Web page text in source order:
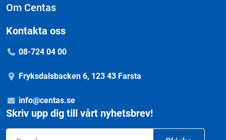
Om Centas
Kontakta oss
08-724 04 00
Fryksdalsbacken 6, 123 43 Farsta
info@centas.se
Skriv upp dig till vårt nyhetsbrev!